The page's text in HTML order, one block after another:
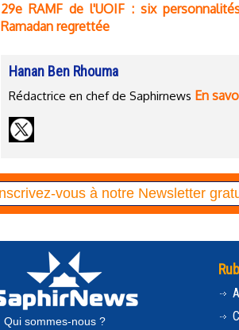
29e RAMF de l'UOIF : six
Ramadan regrettée
Hanan Ben Rhouma
Rédactrice en chef de Saphirnews En
Qui sommes-nous ?